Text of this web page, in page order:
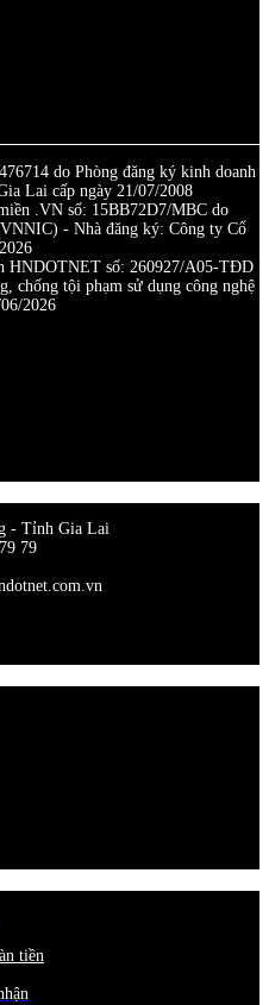
do Phòng đăng ký kinh doanh
Lai cấp ngày 21/07/2008
.VN số: 15BB72D7/MBC do
- Nhà đăng ký: Công ty Cổ
HNDOTNET số: 260927/A05-TĐD
chống tội phạm sử dụng công nghệ
2026
- Tỉnh Gia Lai
79
tiền